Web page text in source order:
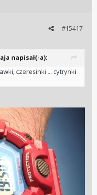
#15417
napisał(-a):
czeresinki ... cytrynki